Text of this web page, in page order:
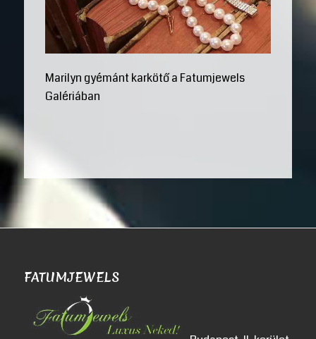
Marilyn gyémánt karkötő a Fatumjewels
Galériában
FATUMJEWELS